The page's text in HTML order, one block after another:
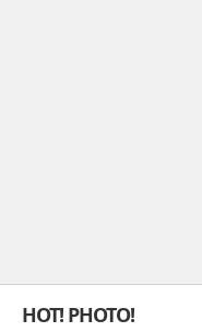
HOT! PHOTO!